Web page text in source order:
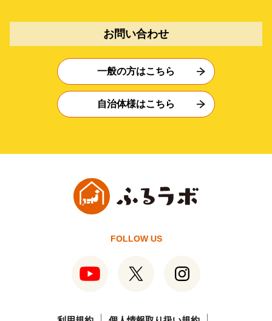
お問い合わせ
一般の方はこちら
自治体様はこちら
FOLLOW US